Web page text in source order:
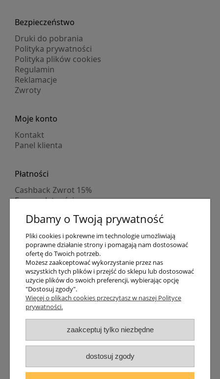
Bezpieczeństwo
Druki do pobrania
Polityka prywatności
Polityka plików cookies
Regulamin
Reklamacje
Zwroty
Moje konto
Kontakt
Panel klienta
Płatności
Cashback Zwrot 15%
Formy płatności
Numer konta
PayPo kupujesz, nie płacisz
Progi rabatowe
Promocje
Dostawa
Czas wysyłki
Dostawa
Śledzenie przesyłki GLS
Śledzenie przesyłki DPD
Shipping abroad
Zarejestruj się /Zaloguj się
Lampomat 2017 - 2026
Dbamy o Twoją prywatność
Pliki cookies i pokrewne im technologie umożliwiają
poprawne działanie strony i pomagają nam dostosować
ofertę do Twoich potrzeb.
Możesz zaakceptować wykorzystanie przez nas
wszystkich tych plików i przejść do sklepu lub dostosować
użycie plików do swoich preferencji, wybierając opcję
"Dostosuj zgody".
Więcej o plikach cookies przeczytasz w naszej Polityce
prywatności.
zaakceptuj tylko niezbędne
dostosuj zgody